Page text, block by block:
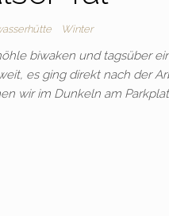
Winter
biwaken und tagsüber
es ging direkt nach der
wir im Dunkeln am